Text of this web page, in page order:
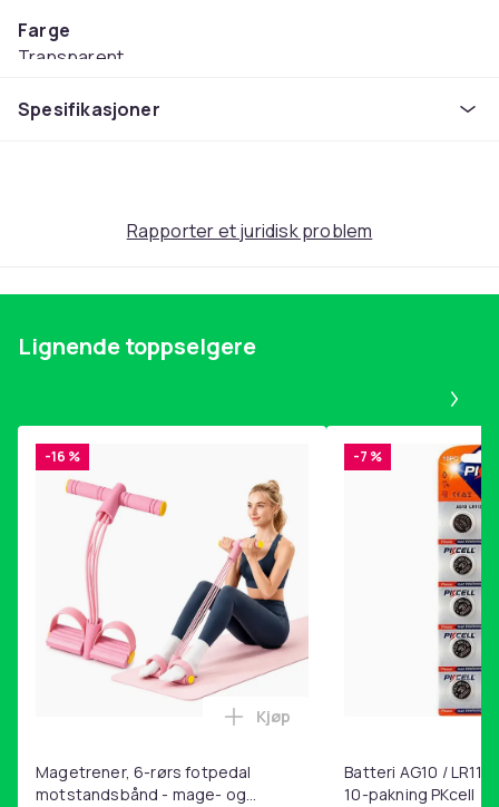
Farge
Transparent
152
Spesifikasjoner
Rapporter et juridisk problem
Lignende toppselgere
-16 %
Magetrener, 6-rørs fotpedal
motstandsbånd - mage- og
Legg Magetrener, 6-rørs
Kjøp
-7 %
Batteri AG10 /
10-pakning PKcell